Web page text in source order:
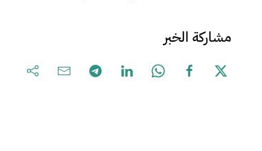
مشاركة الخبر